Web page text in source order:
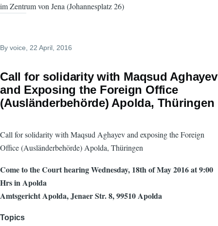
im Zentrum von Jena (Johannesplatz 26)
By voice , 22 April, 2016
Call for solidarity with Maqsud Aghayev
and Exposing the Foreign Office
(Ausländerbehörde) Apolda, Thüringen
Call for solidarity with Maqsud Aghayev and exposing the Foreign
Office (Ausländerbehörde) Apolda, Thüringen
Come to the Court hearing Wednesday, 18th of May 2016 at 9:00
Hrs in Apolda
Amtsgericht Apolda, Jenaer Str. 8, 99510 Apolda
Topics